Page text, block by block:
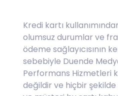
Kredi kartı
olumsuz durumlar ve
ödeme sağlayıcısının
sebebiyle Duende
Performans Hizmetleri
değildir ve hiçbir